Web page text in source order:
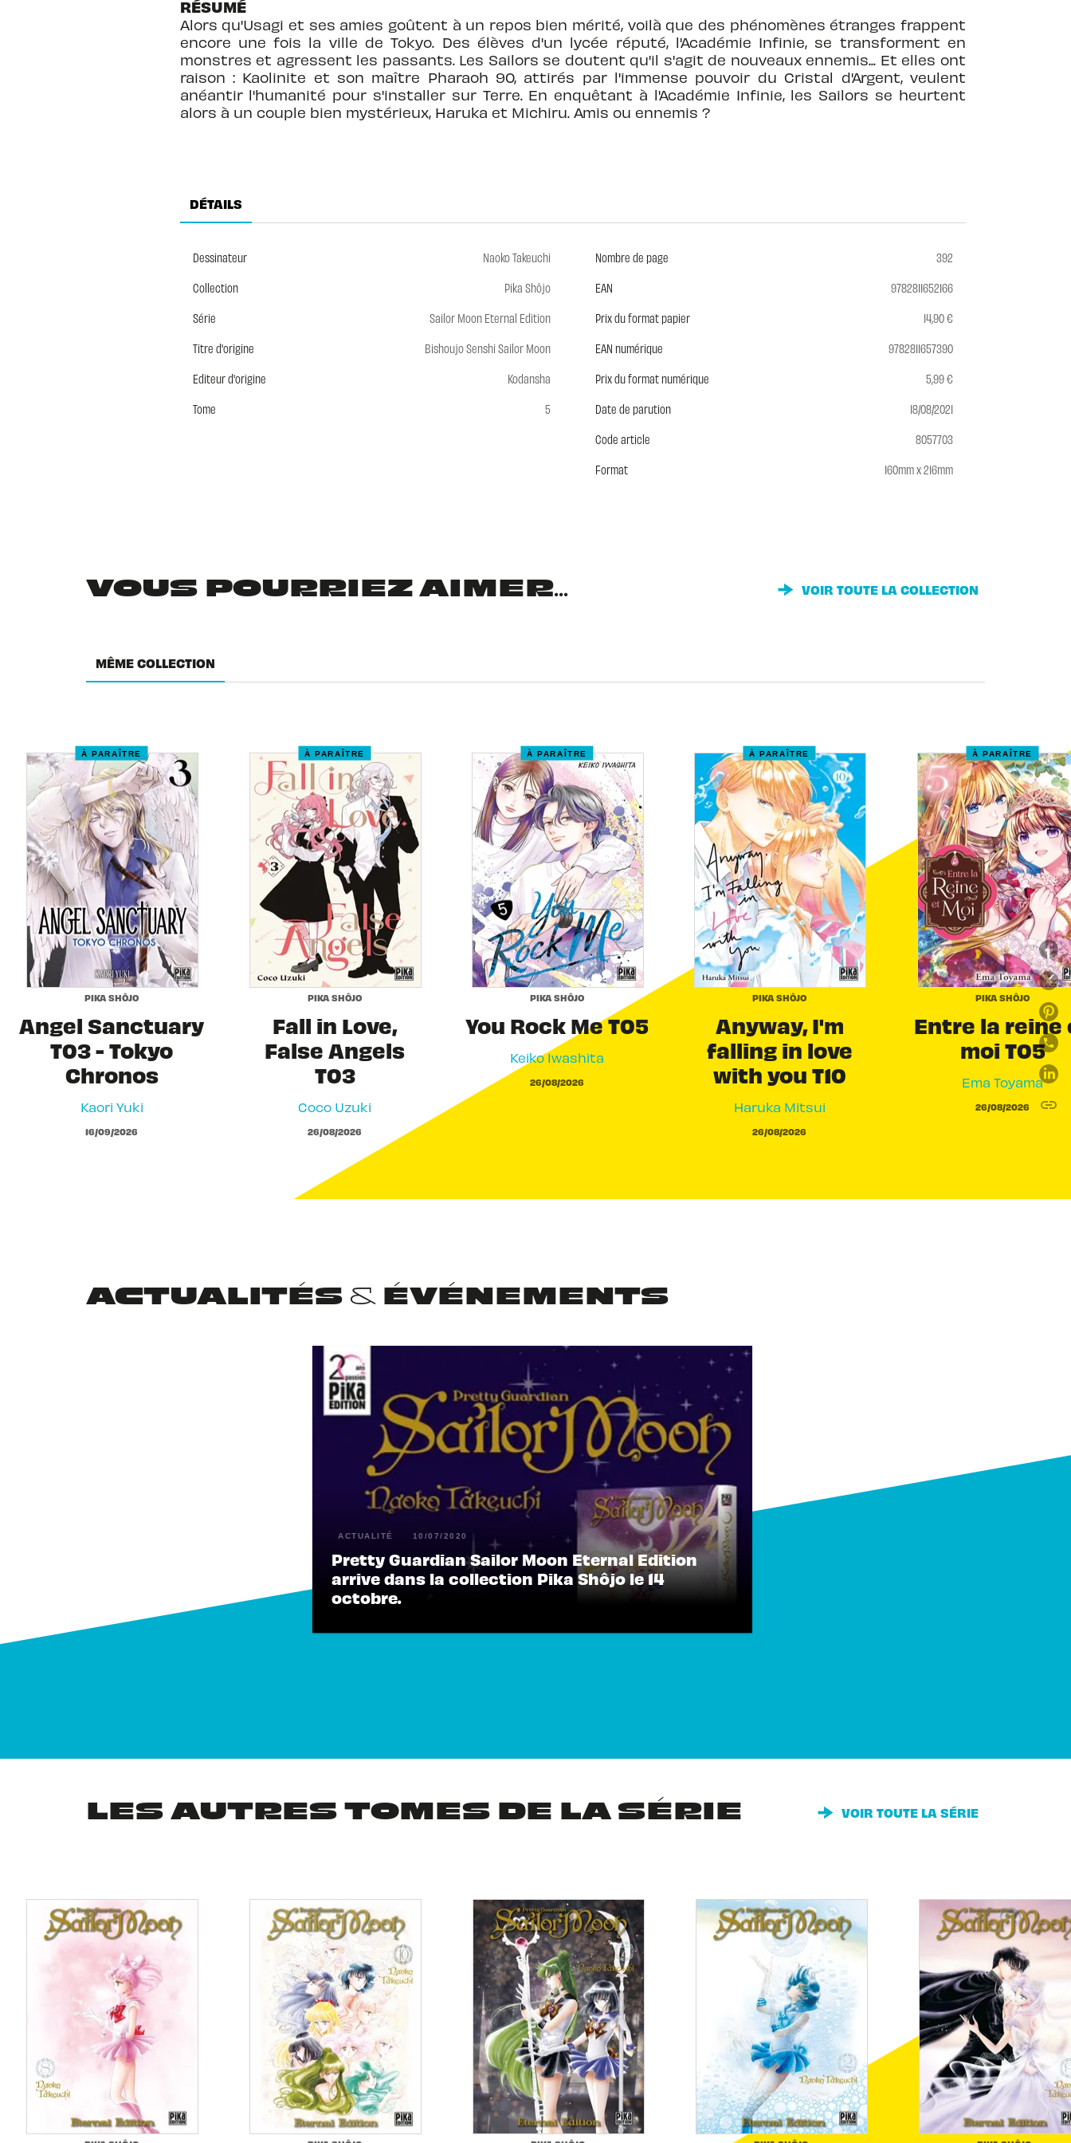
RÉSUMÉ
Alors qu'Usagi et ses amies goûtent à un repos bien mérité, voilà que des phénomènes étranges frappent
encore une fois la ville de Tokyo. Des élèves d'un lycée réputé, l'Académie Infinie, se transforment en
monstres et agressent les passants. Les Sailors se doutent qu'il s'agit de nouveaux ennemis... Et elles ont
raison : Kaolinite et son maître Pharaoh 90, attirés par l'immense pouvoir du Cristal d'Argent, veulent
anéantir l'humanité pour s'installer sur Terre. En enquêtant à l'Académie Infinie, les Sailors se heurtent
alors à un couple bien mystérieux, Haruka et Michiru. Amis ou ennemis ?
DÉTAILS
Dessinateur
Naoko Takeuchi
Collection
Pika Shôjo
Série
Sailor Moon Eternal Edition
Titre d'origine
Bishoujo Senshi Sailor Moon
Editeur d'origine
Kodansha
Tome
5
Nombre de page
392
EAN
9782811652166
Prix du format papier
14,90 €
EAN numérique
9782811657390
Prix du format numérique
5,99 €
Date de parution
18/08/2021
Code article
8057703
Format
160mm x 216mm
VOUS POURRIEZ AIMER... VOIR TOUTE LA COLLECTION
MÊME COLLECTION
À PARAÎTRE
PIKA SHÔJO
Angel Sanctuary
T03 - Tokyo
Chronos
Kaori Yuki
16/09/2026
À PARAÎTRE
PIKA SHÔJO
Fall in Love,
False Angels
T03
Coco Uzuki
26/08/2026
À PARAÎTRE
PIKA SHÔJO
You Rock Me T05
Keiko Iwashita
26/08/2026
À PARAÎTRE
PIKA SHÔJO
Anyway, I'm
falling in love
with you T10
Haruka Mitsui
26/08/2026
À PARAÎTRE
PIKA SHÔJO
Entre la reine
moi T05
Ema Toyama
26/08/2026
ACTUALITÉS & ÉVÉNEMENTS
ACTUALITÉ 10/07/2020
Pretty Guardian Sailor Moon Eternal Edition
arrive dans la collection Pika Shôjo le 14
octobre.
LES AUTRES TOMES DE LA SÉRIE VOIR TOUTE LA SÉRIE
link